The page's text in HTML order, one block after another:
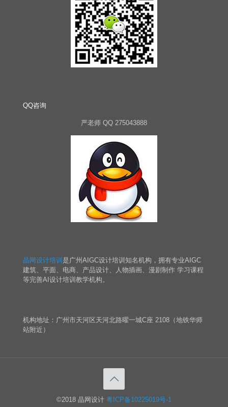
QQ咨询
严老师 QQ 275043888
晶网设计培训 是广州AIGC设计培训知名机构，拥有专业AIGC
建筑、平面、电商、产品设计、人物插画、漫剧制作 学习课程
等完善AI设计培训教学机构。
机构地址：广州市天河区天河北路曜一城C座 2108（地铁华师
站附近）
©2018 晶网设计 粤ICP备10225019号-1